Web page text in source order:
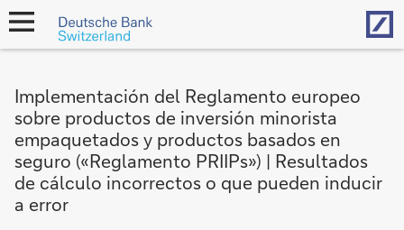
open
navigation
Implementación del Reglamento europeo
sobre productos de inversión minorista
empaquetados y productos basados en
seguro («Reglamento PRIIPs») | Resultados
de cálculo incorrectos o que pueden inducir
a error